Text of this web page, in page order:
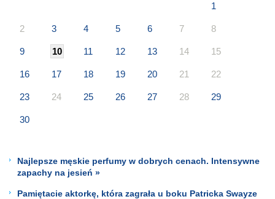
1
2 3 4 5 6 7 8
9 10 11 12 13 14 15
16 17 18 19 20 21 22
23 24 25 26 27 28 29
30
Najlepsze męskie perfumy w dobrych cenach. Intensywne
zapachy na jesień »
Pamiętacie aktorkę, która zagrała u boku Patricka Swayze